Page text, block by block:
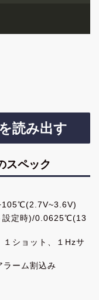
読み出す
ペック
設定時)/0.0625℃(13
１ショット、１Hzサ
ラーム割込み